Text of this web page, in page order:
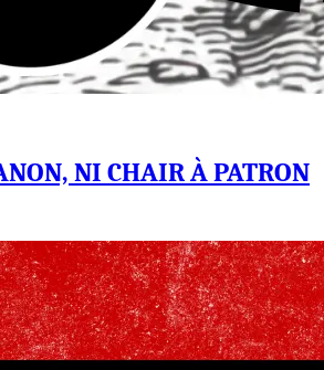
NI CHAIR À PATRON